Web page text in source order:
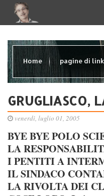
Home pagine di link
GRUGLIASCO,
venerdì, luglio 01, 2005
BYE BYE POLO
LA
I PENTITI A
IL SINDACO
LA RIVOLTA DEI